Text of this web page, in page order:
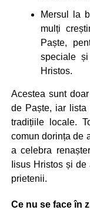
Mersul la
mulți
Paște,
speciale
Hristos.
Acestea sunt
de Paște, iar lista
tradițiile locale.
comun dorința de
a celebra
Iisus Hristos și
prietenii.
Ce nu se face în